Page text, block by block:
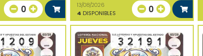
0
13/08/2026
4 DISPONIBLES 0